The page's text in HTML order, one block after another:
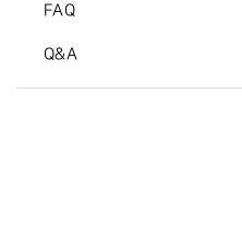
FAQ
Q&A